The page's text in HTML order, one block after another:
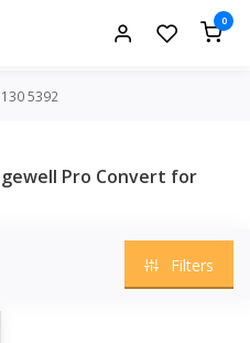
0
5392
Pro Convert for
Filters